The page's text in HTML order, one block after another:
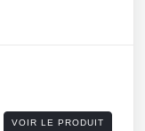
VOIR LE PRODUIT